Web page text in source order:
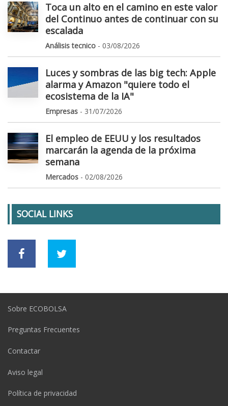
Toca un alto en el camino en este valor
del Continuo antes de continuar con su
escalada
Análisis tecnico - 03/08/2026
Luces y sombras de las big tech: Apple
alarma y Amazon "quiere todo el
ecosistema de la IA"
Empresas - 31/07/2026
El empleo de EEUU y los resultados
marcarán la agenda de la próxima
semana
Mercados - 02/08/2026
SOCIAL LINKS
Sobre ECOBOLSA
Preguntas Frecuentes
Contactar
Aviso legal
Política de privacidad